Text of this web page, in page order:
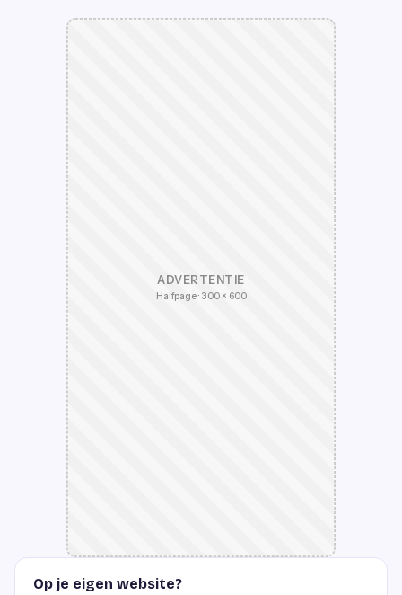
ADVERTENTIE
Halfpage · 300 × 600
Op je eigen website?